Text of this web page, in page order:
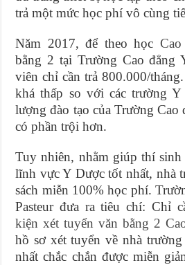
trả một mức học phí vô cùng
Năm 2017, để theo học
bằng 2 tại Trường Cao đẳng
viên chỉ cần trả 800.000/
khá thấp so với các trường Y
lượng đào tạo của Trường Cao
có phần trội hơn.
Tuy nhiên, nhằm giúp thí sinh
lĩnh vực Y Dược tốt nhất, nhà
sách miễn 100% học phí.
Pasteur đưa ra tiêu chí: Chỉ
kiện xét tuyển văn bằng 2
hồ sơ xét tuyển về nhà
nhất chắc chắn được miễn